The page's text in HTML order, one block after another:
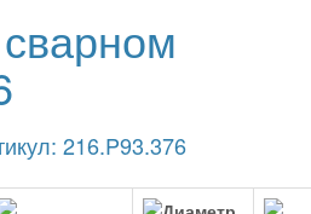
216.P93.376